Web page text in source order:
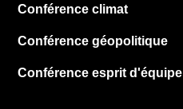
Conférence climat
Conférence géopolitique
Conférence esprit d'équipe